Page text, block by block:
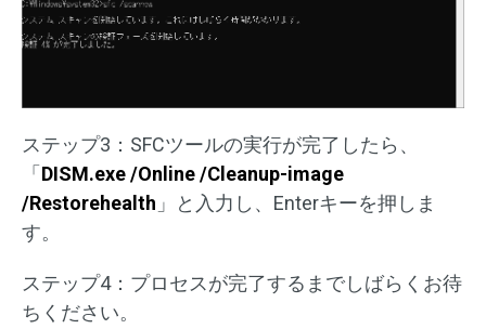
ステップ3：SFCツールの実行が完了したら、
「 DISM.exe /Online /Cleanup-image
/Restorehealth 」と入力し、Enterキーを押しま
す。
ステップ4：プロセスが完了するまでしばらくお待
ちください。